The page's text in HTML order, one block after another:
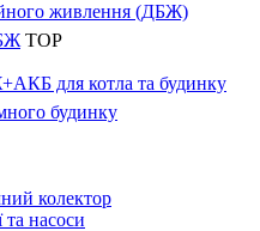
живлення (ДБЖ)
TOP
для котла та будинку
будинку
колектор
та насоси